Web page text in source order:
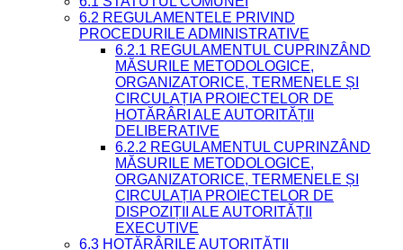
6.2 REGULAMENTELE PRIVIND
PROCEDURILE ADMINISTRATIVE
6.2.1 REGULAMENTUL CUPRINZÂND
MĂSURILE METODOLOGICE,
ORGANIZATORICE, TERMENELE ȘI
CIRCULAȚIA PROIECTELOR DE
HOTĂRÂRI ALE AUTORITĂȚII
DELIBERATIVE
6.2.2 REGULAMENTUL CUPRINZÂND
MĂSURILE METODOLOGICE,
ORGANIZATORICE, TERMENELE ȘI
CIRCULAȚIA PROIECTELOR DE
DISPOZIȚII ALE AUTORITĂȚII
EXECUTIVE
6.3 HOTĂRÂRILE AUTORITĂȚII